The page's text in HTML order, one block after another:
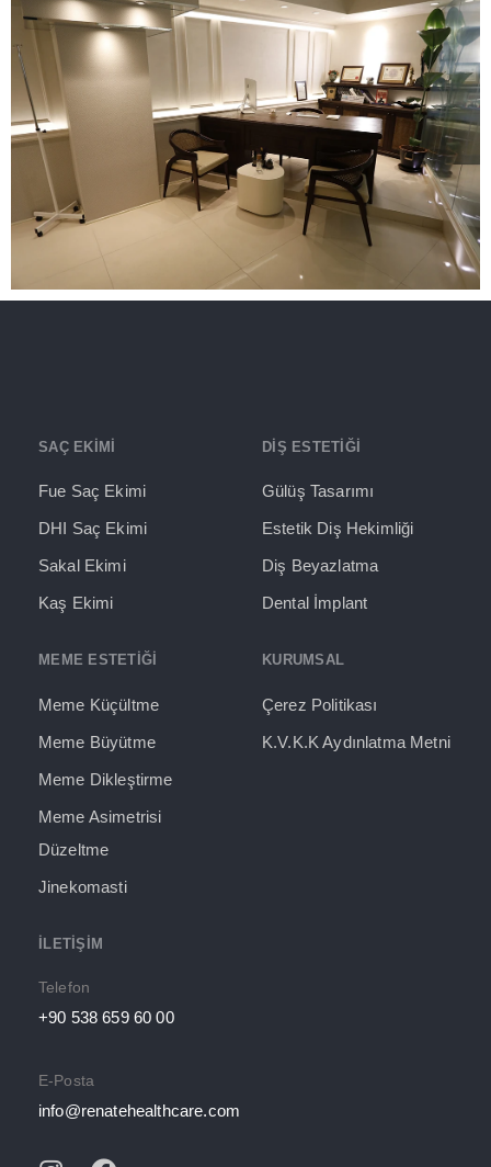
SAÇ EKİMİ
Fue Saç Ekimi
DHI Saç Ekimi
Sakal Ekimi
Kaş Ekimi
DİŞ ESTETİĞİ
Gülüş Tasarımı
Estetik Diş Hekimliği
Diş Beyazlatma
Dental İmplant
MEME ESTETİĞİ
Meme Küçültme
Meme Büyütme
Meme Dikleştirme
Meme Asimetrisi
Düzeltme
Jinekomasti
KURUMSAL
Çerez Politikası
K.V.K.K Aydınlatma Metni
İLETIŞIM
Telefon
+90 538 659 60 00
E-Posta
info@renatehealthcare.com